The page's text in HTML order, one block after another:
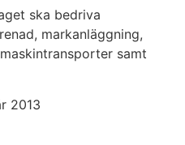
ska bedriva
markanläggning,
samt
2013